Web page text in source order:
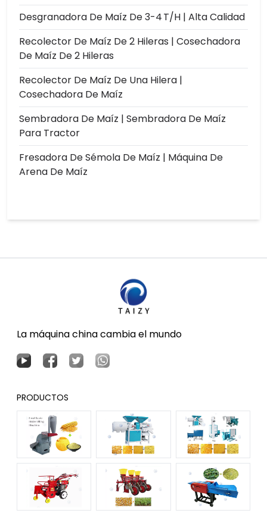
Desgranadora De Maíz De 3-4 T/h | Alta Calidad
Recolector De Maíz De 2 Hileras | Cosechadora
De Maíz De 2 Hileras
Recolector De Maíz De Una Hilera |
Cosechadora De Maíz
Sembradora De Maíz | Sembradora De Maíz
Para Tractor
Fresadora De Sémola De Maíz | Máquina De
Arena De Maíz
La máquina china cambia el mundo
PRODUCTOS